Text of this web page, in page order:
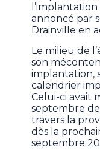
annoncé par
Drainville en
Le milieu de
son
implantation,
calendrier
Celui-ci avait
septembre
travers la
dès la
septembre